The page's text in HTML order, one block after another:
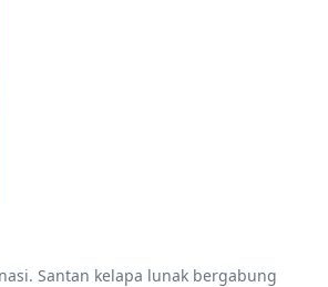
Santan kelapa lunak bergabung